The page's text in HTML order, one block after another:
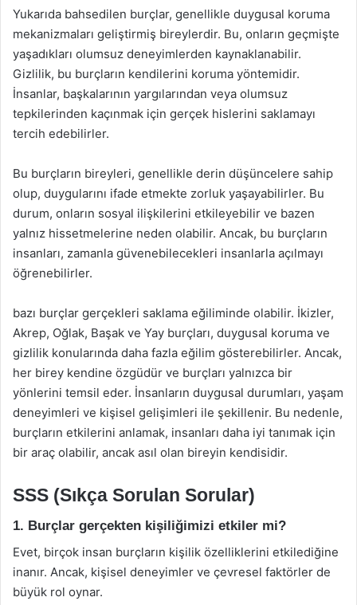
Yukarıda bahsedilen burçlar, genellikle duygusal koruma
mekanizmaları geliştirmiş bireylerdir. Bu, onların geçmişte
yaşadıkları olumsuz deneyimlerden kaynaklanabilir.
Gizlilik, bu burçların kendilerini koruma yöntemidir.
İnsanlar, başkalarının yargılarından veya olumsuz
tepkilerinden kaçınmak için gerçek hislerini saklamayı
tercih edebilirler.
Bu burçların bireyleri, genellikle derin düşüncelere sahip
olup, duygularını ifade etmekte zorluk yaşayabilirler. Bu
durum, onların sosyal ilişkilerini etkileyebilir ve bazen
yalnız hissetmelerine neden olabilir. Ancak, bu burçların
insanları, zamanla güvenebilecekleri insanlarla açılmayı
öğrenebilirler.
bazı burçlar gerçekleri saklama eğiliminde olabilir. İkizler,
Akrep, Oğlak, Başak ve Yay burçları, duygusal koruma ve
gizlilik konularında daha fazla eğilim gösterebilirler. Ancak,
her birey kendine özgüdür ve burçları yalnızca bir
yönlerini temsil eder. İnsanların duygusal durumları, yaşam
deneyimleri ve kişisel gelişimleri ile şekillenir. Bu nedenle,
burçların etkilerini anlamak, insanları daha iyi tanımak için
bir araç olabilir, ancak asıl olan bireyin kendisidir.
SSS (Sıkça Sorulan Sorular)
1. Burçlar gerçekten kişiliğimizi etkiler mi?
Evet, birçok insan burçların kişilik özelliklerini etkilediğine
inanır. Ancak, kişisel deneyimler ve çevresel faktörler de
büyük rol oynar.